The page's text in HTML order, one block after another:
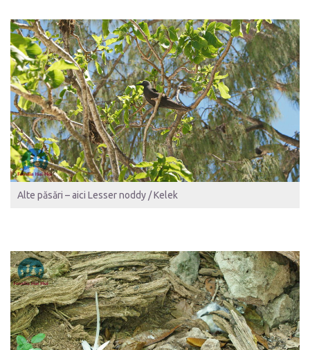
Alte păsări – aici Lesser noddy / Kelek